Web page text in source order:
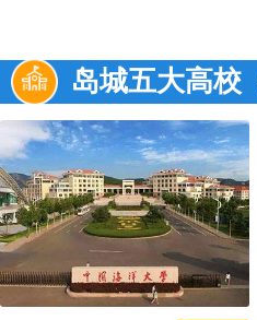
岛城五大高校